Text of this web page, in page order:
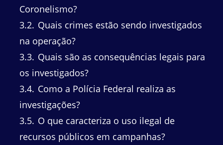
Coronelismo?
3.2 Quais crimes estão sendo investigados
na operação?
3.3 Quais são as consequências legais para
os investigados?
3.4 Como a Polícia Federal realiza as
investigações?
3.5 O que caracteriza o uso ilegal de
recursos públicos em campanhas?